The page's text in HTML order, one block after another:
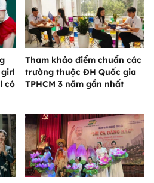
có
Tham khảo điểm chuẩn các
trường thuộc ĐH Quốc gia
TPHCM 3 năm gần nhất